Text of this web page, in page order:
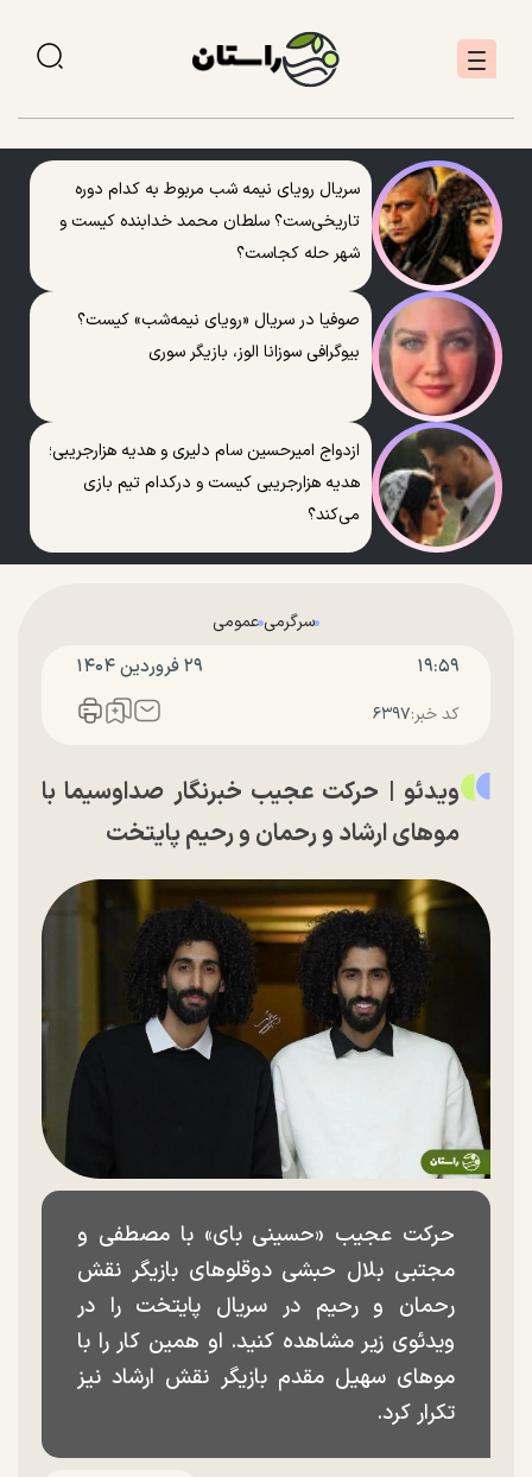
سریال رویای نیمه شب مربوط به کدام دوره
تاریخی‌ست؟ سلطان محمد خدابنده کیست و
شهر حله کجاست؟
صوفیا در سریال «رویای نیمه‌شب» کیست؟
بیوگرافی سوزانا الوز، بازیگر سوری
ازدواج امیرحسین سام دلیری و هدیه هزارجریبی؛
هدیه هزارجریبی کیست و درکدام تیم بازی
می‌کند؟
سرگرمی عمومی
۱۹:۵۹ ۲۹ فروردين ۱۴۰۴
کد خبر:۶۳۹۷
ویدئو |‌ حرکت عجیب خبرنگار صداوسیما با
موهای ارشاد و رحمان و رحیم پایتخت
حرکت عجیب «حسینی بای» با مصطفی و
مجتبی بلال حبشی دوقلوهای بازیگر نقش
رحمان و رحیم در سریال پایتخت را در
ویدئوی زیر مشاهده کنید. او همین کار را با
موهای سهیل مقدم بازیگر نقش ارشاد نیز
تکرار کرد.